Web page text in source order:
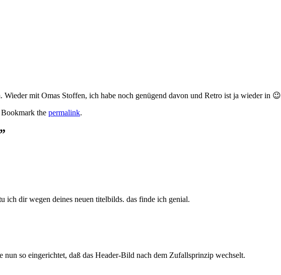
mit Omas Stoffen, ich habe noch genügend davon und Retro ist ja wieder in 😉
Bookmark the permalink.
”
ich dir wegen deines neuen titelbilds. das finde ich genial.
nun so eingerichtet, daß das Header-Bild nach dem Zufallsprinzip wechselt.